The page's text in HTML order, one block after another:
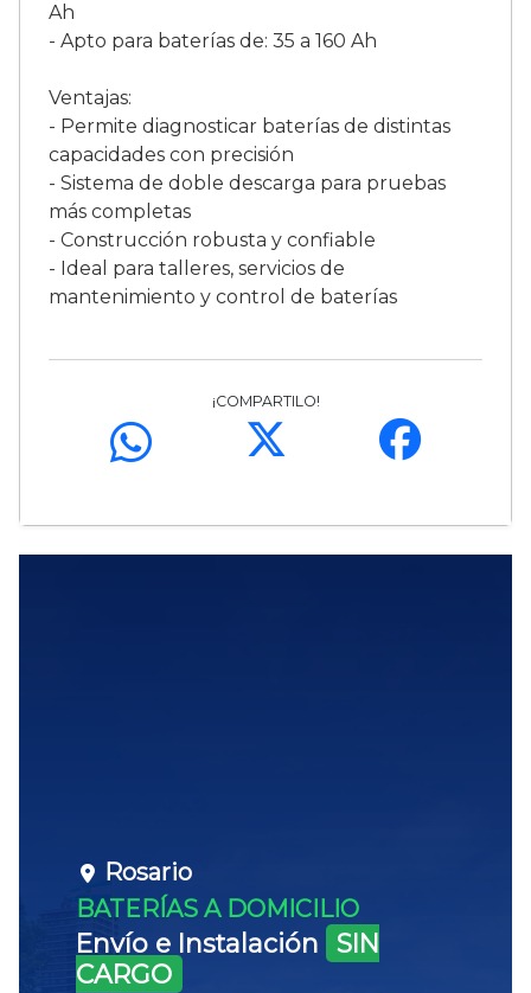
Ah
- Apto para baterías de: 35 a 160 Ah
Ventajas:
- Permite diagnosticar baterías de distintas
capacidades con precisión
- Sistema de doble descarga para pruebas
más completas
- Construcción robusta y confiable
- Ideal para talleres, servicios de
mantenimiento y control de baterías
¡COMPARTILO!
Rosario
BATERÍAS A DOMICILIO
Envío e Instalación
SIN
CARGO